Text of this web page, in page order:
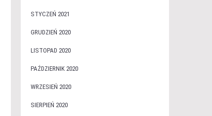
STYCZEŃ 2021
GRUDZIEŃ 2020
LISTOPAD 2020
PAŹDZIERNIK 2020
WRZESIEŃ 2020
SIERPIEŃ 2020